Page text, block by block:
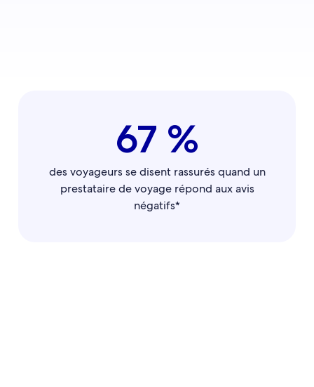
67 %
des voyageurs se disent rassurés quand un
prestataire de voyage répond aux avis
négatifs*